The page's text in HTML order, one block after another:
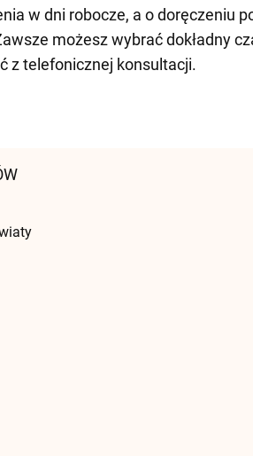
w dni robocze, a o doręczeniu
możesz wybrać dokładny
z telefonicznej konsultacji.